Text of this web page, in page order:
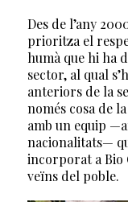
Des de l’any
prioritza el
humà que hi ha
sector, al qual
anteriors de la
només cosa de
amb un equip
nacionalitats—
incorporat a Bio
veïns del poble.